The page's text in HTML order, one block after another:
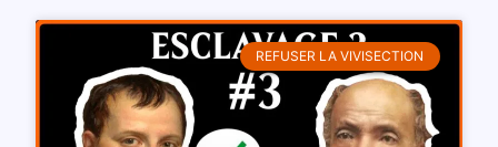
REFUSER LA VIVISECTION